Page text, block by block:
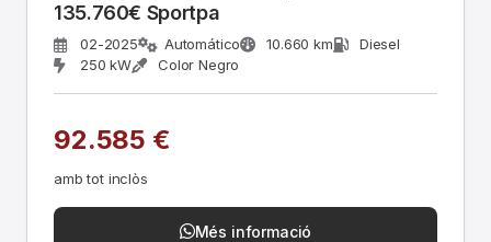
135.760€ Sportpa
02-2025 Automático 10.660 km
Diesel
250 kW
Color Negro
92.585 €
amb tot inclòs
Més informació